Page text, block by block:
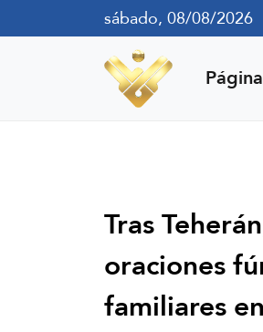
sábado, 08/08/2026
Tras
oraciones
familiares